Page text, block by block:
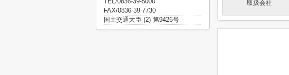
取扱会社
FAX/0836-39-7730
国土交通大臣 (2) 第9426号